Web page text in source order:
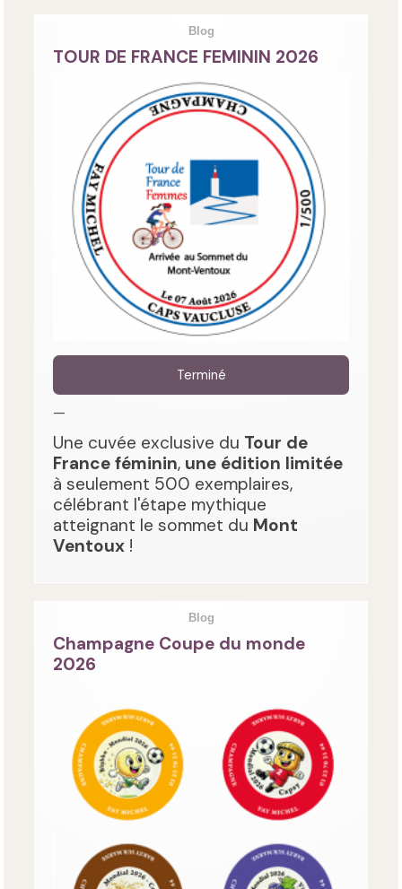
Blog
TOUR DE FRANCE FEMININ 2026
Terminé
—
Une cuvée exclusive du Tour de
France féminin, une édition limitée
à seulement 500 exemplaires,
célébrant l'étape mythique
atteignant le sommet du Mont
Ventoux !
Blog
Champagne Coupe du monde
2026